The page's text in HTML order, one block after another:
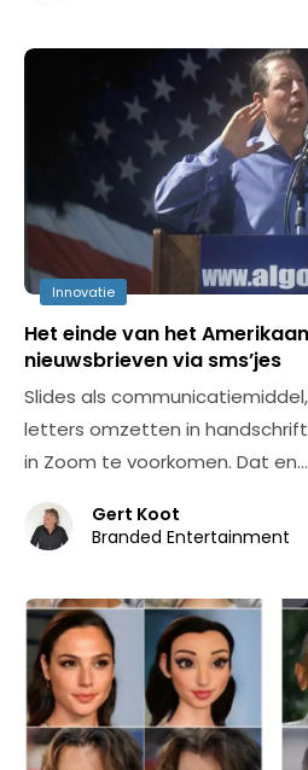
Innovatie
Het einde van het
nieuwsbrieven via sms’jes
Slides als
letters omzetten in
in Zoom te voorkomen. Dat en…
Gert Koot
Branded Entertainment